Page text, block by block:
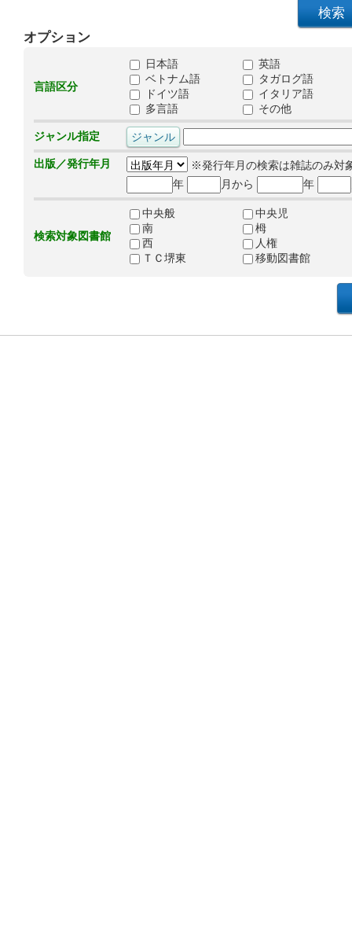
オプション
言語区分
日本語
英語
ベトナム語
タガログ語
ドイツ語
イタリア語
多言語
その他
ジャンル指定
出版／発行年月
※発行年月の検索は雑誌のみ対
年
月から 年
検索対象図書館
中央般
中央児
南
栂
西
人権
ＴＣ堺東
移動図書館